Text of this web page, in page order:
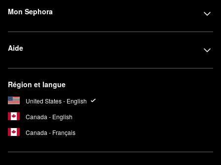
Mon Sephora
Aide
Région et langue
United States - English
Canada - English
Canada - Français